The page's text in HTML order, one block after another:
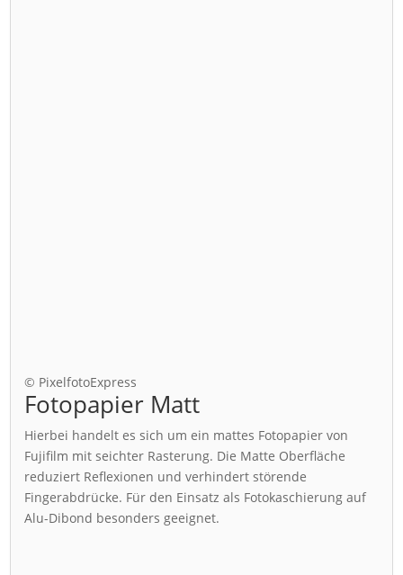
© PixelfotoExpress
Fotopapier Matt
Hierbei handelt es sich um ein mattes Fotopapier von
Fujifilm mit seichter Rasterung. Die Matte Oberfläche
reduziert Reflexionen und verhindert störende
Fingerabdrücke. Für den Einsatz als Fotokaschierung auf
Alu-Dibond besonders geeignet.